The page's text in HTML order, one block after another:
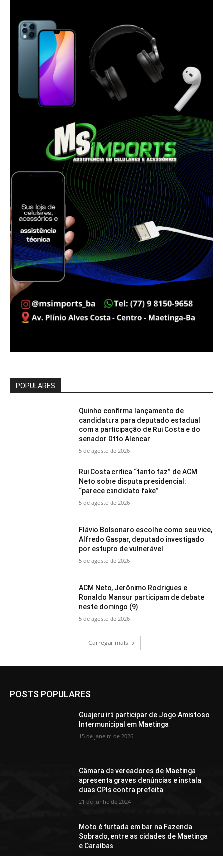
POPULARES
Quinho confirma lançamento de
candidatura para deputado estadual
com a participação de Rui Costa e do
senador Otto Alencar
5 de agosto de 2026
Rui Costa critica “tanto faz” de ACM
Neto sobre disputa presidencial:
“parece candidato fake”
5 de agosto de 2026
Flávio Bolsonaro escolhe como seu vice,
Alfredo Gaspar, deputado investigado
por estupro de vulnerável
5 de agosto de 2026
ACM Neto, Jerônimo Rodrigues e
Ronaldo Mansur participam de debate
neste domingo (9)
5 de agosto de 2026
Carregar mais
POSTS POPULARES
Guajeru irá participar de Jogo Amistoso
Intermunicipal em Maetinga
15 de janeiro de 2026
Câmara de vereadores de Maetinga
apresenta graves denúncias e instala
duas CPIs contra prefeita
21 de junho de 2024
Moto é furtada em bar na Fazenda
Sobrado, entre as cidades de Maetinga
e Caraíbas